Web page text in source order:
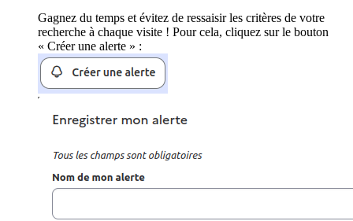
Gagnez du temps et évitez de ressaisir les critères de votre
recherche à chaque visite ! Pour cela, cliquez sur le bouton
« Créer une alerte » :